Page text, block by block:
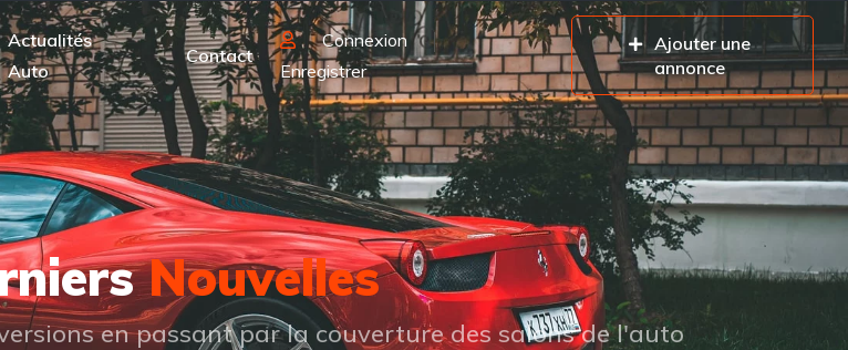
Actualités
Auto
Contact
Connexion
Enregistrer
Ajouter une
annonce
Nouvelles
en passant par la couverture des salons de l'auto